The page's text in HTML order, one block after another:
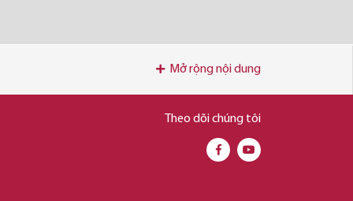
Mở rộng nội dung
Theo dõi chúng tôi